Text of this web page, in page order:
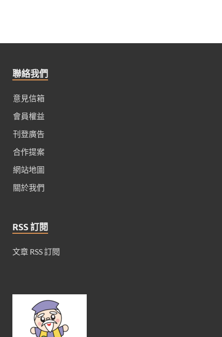
聯絡我們
意見信箱
會員權益
刊登廣告
合作提案
網站地圖
關於我們
RSS 訂閱
文章 RSS 訂閱